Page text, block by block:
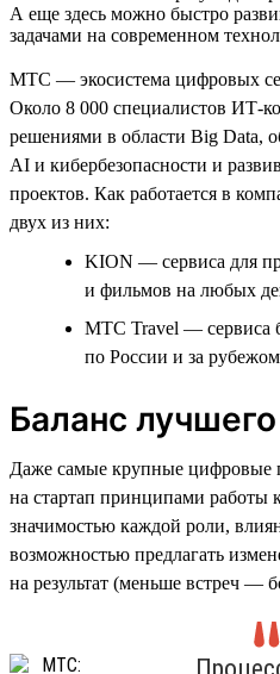
А еще здесь можно быстро
задачами на современном
МТС — экосистема цифровых
Около 8 000 специалистов ИТ-
решениями в области Big Data,
AI и кибербезопасности и
проектов. Как работается в
двух из них:
KION — сервиса для
и фильмов на любых
МТС Travel — сервиса
по России и за
Баланс лучшего
Даже самые крупные
на стартап принципами работы
значимостью каждой роли,
возможностью предлагать
на результат (меньше встреч —